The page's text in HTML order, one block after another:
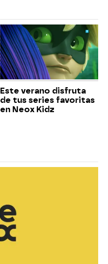
Este verano disfruta
de tus series favoritas
en Neox Kidz